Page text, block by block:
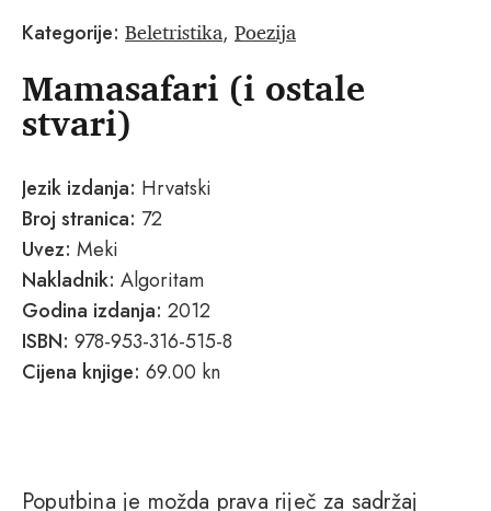
Kategorije: Beletristika, Poezija
Mamasafari (i ostale
stvari)
Jezik izdanja: Hrvatski
Broj stranica: 72
Uvez: Meki
Nakladnik: Algoritam
Godina izdanja: 2012
ISBN: 978-953-316-515-8
Cijena knjige: 69.00 kn
Poputbina je možda prava riječ za sadržaj